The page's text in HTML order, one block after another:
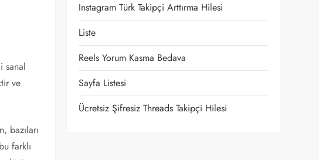
sanal
ve
bazıları
farklı
Instagram Türk Takipçi Arttırma Hilesi
Liste
Reels Yorum Kasma Bedava
Sayfa Listesi
Ücretsiz Şifresiz Threads Takipçi Hilesi